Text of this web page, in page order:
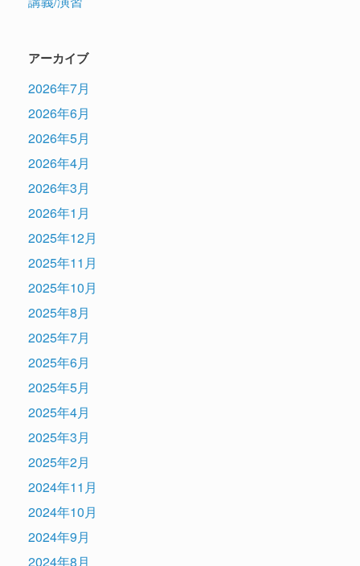
アーカイブ
2026年7月
2026年6月
2026年5月
2026年4月
2026年3月
2026年1月
2025年12月
2025年11月
2025年10月
2025年8月
2025年7月
2025年6月
2025年5月
2025年4月
2025年3月
2025年2月
2024年11月
2024年10月
2024年9月
2024年8月